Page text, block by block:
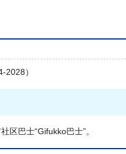
2028）
区巴士“Gifukko巴士”。